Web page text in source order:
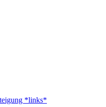
*links*